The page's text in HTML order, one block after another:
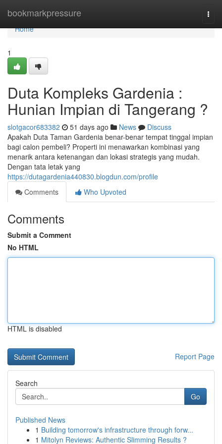
bookmarkpressure
Home
Home
1
Duta Kompleks Gardenia :
Hunian Impian di Tangerang ?
slotgacor683382 51 days ago News
Discuss
Apakah Duta Taman Gardenia benar-benar tempat tinggal impian
bagi calon pembeli? Properti ini menawarkan kombinasi yang
menarik antara ketenangan dan lokasi strategis yang mudah.
Dengan tata letak yang
https://dutagardenia440830.blogdun.com/profile
Comments
Who Upvoted
Comments
Submit a Comment
No HTML
HTML is disabled
Report Page
Search
Go
Published News
1 Building tomorrow's infrastructure through forw...
1 Mitolyn Reviews: Authentic Slimming Results ?